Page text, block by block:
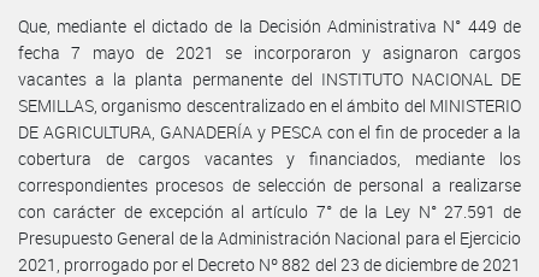
Que, mediante el dictado de la Decisión Administrativa N° 449 de
fecha 7 mayo de 2021 se incorporaron y asignaron cargos
vacantes a la planta permanente del INSTITUTO NACIONAL DE
SEMILLAS, organismo descentralizado en el ámbito del MINISTERIO
DE AGRICULTURA, GANADERÍA y PESCA con el fin de proceder a la
cobertura de cargos vacantes y financiados, mediante los
correspondientes procesos de selección de personal a realizarse
con carácter de excepción al artículo 7° de la Ley N° 27.591 de
Presupuesto General de la Administración Nacional para el Ejercicio
2021, prorrogado por el Decreto Nº 882 del 23 de diciembre de 2021